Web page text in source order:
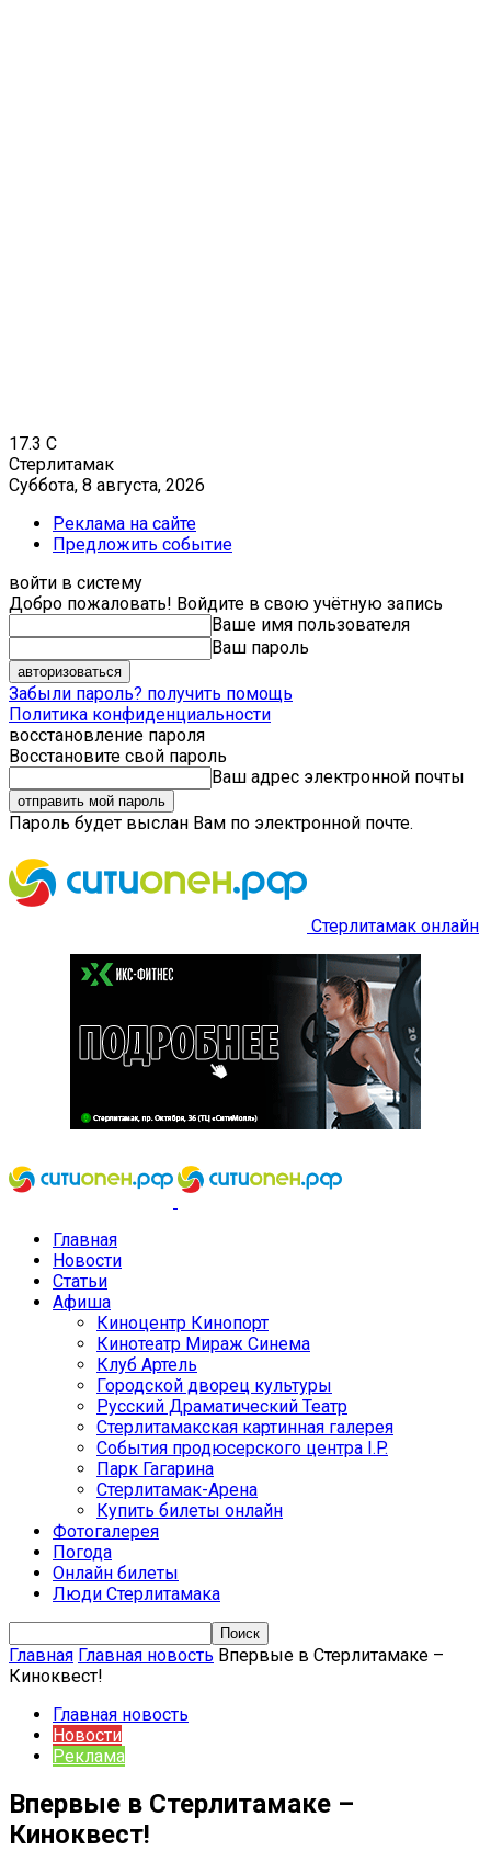
17.3 C
Стерлитамак
Суббота, 8 августа, 2026
Реклама на сайте
Предложить событие
войти в систему
Добро пожаловать! Войдите в свою учётную запись
Ваше имя пользователя
Ваш пароль
Забыли пароль? получить помощь
Политика конфиденциальности
восстановление пароля
Восстановите свой пароль
Ваш адрес электронной почты
Пароль будет выслан Вам по электронной почте.
Стерлитамак онлайн
Главная
Новости
Статьи
Афиша
Киноцентр Кинопорт
Кинотеатр Мираж Синема
Клуб Артель
Городской дворец культуры
Русский Драматический Театр
Стерлитамакская картинная галерея
События продюсерского центра I.P.
Парк Гагарина
Стерлитамак-Арена
Купить билеты онлайн
Фотогалерея
Погода
Онлайн билеты
Люди Стерлитамака
Главная Главная новость Впервые в Стерлитамаке –
Киноквест!
Главная новость
Новости
Реклама
Впервые в Стерлитамаке –
Киноквест!